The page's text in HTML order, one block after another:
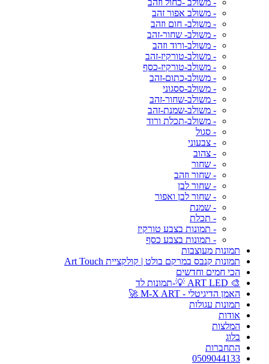
- משולב -כחול וזהב
- משולב אפור זהב
- משולב- חום וזהב
- משולב- שחור-זהב
- משולב-ורוד וזהב
- משולב-טורקיז-זהב
- משולב-טורקיז-כסף
- משולב-כתום-זהב
- משולב-ססגוני
- משולב-שחור-זהב
- משולב-שמנת-זהב
- משולב-תכלת ורוד
- סגול
- צבעוני
- צהוב
- שחור
- שחור וזהב
- שחור לבן
- שחור לבן ואפור
- שמנת
- תכלת
- תמונות בצבע טורקיז
- תמונות בצבע כסף
תמונות מעוצבות
תמונות קנבס במרקם בולט | קולקציית Art Touch
הכי חמים וחדשים
🎨 ART LED 💡-תמונות לד
האמן הדיגיטלי - M-X ART 🚀
תמונות עגולות
אודות
המלצות
בלוג
התחברות
0509044133